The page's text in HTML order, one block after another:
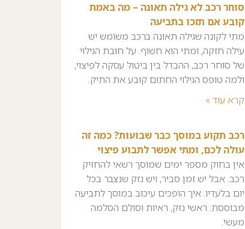
סוחר רכב לא גילה תאונה – מה באמת
קובע אם תזכו בתביעה
מתי לקונה שגילה תאונה ברכב משומש יש
עילה חזקה, ומתי הוא חשוף. על חובת הגילוי
של סוחר רכב, ההבדל בין ביטול עסקה לפיצוי,
ולמה טופס הגילוי החתום קובע את התיק.
קרא עוד »
רכב תקוע במוסך כבר שבועות? כמה זה
עולה לכם, ומתי אפשר לתבוע פיצוי
אין בחוק מספר ימים שמוסך רשאי להחזיק
רכב. אבל יש זמן סביר, ויש נזק שנצבר בכל
יום בלעדיו. איך הופכים עיכוב במוסך לתביעה
מבוססת: ראשי נזק, ראיות וסולם הסלמה
מעשי.